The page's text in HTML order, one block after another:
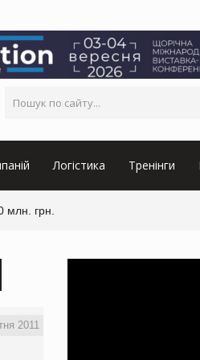
Логістика Тренінги
млн. грн.
2011